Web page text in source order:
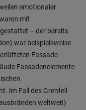
emotionaler
mit
– der bereits
war beispielsweise
Fassade
Fassadenelemente
Im Fall des Grenfell
weltweit)